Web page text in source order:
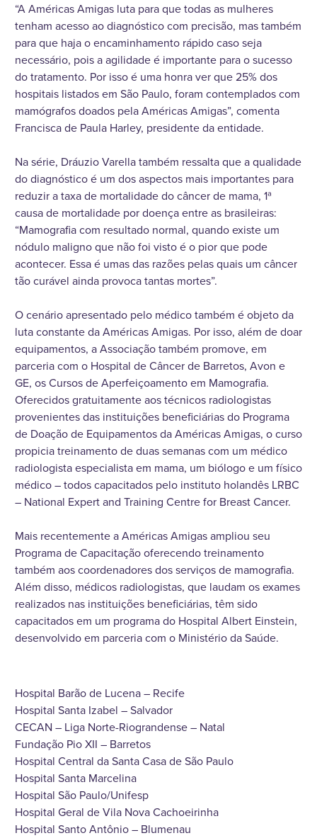
“A Américas Amigas luta para que todas as mulheres
tenham acesso ao diagnóstico com precisão, mas também
para que haja o encaminhamento rápido caso seja
necessário, pois a agilidade é importante para o sucesso
do tratamento. Por isso é uma honra ver que 25% dos
hospitais listados em São Paulo, foram contemplados com
mamógrafos doados pela Américas Amigas”, comenta
Francisca de Paula Harley, presidente da entidade.
Na série, Dráuzio Varella também ressalta que a qualidade
do diagnóstico é um dos aspectos mais importantes para
reduzir a taxa de mortalidade do câncer de mama, 1ª
causa de mortalidade por doença entre as brasileiras:
“Mamografia com resultado normal, quando existe um
nódulo maligno que não foi visto é o pior que pode
acontecer. Essa é umas das razões pelas quais um câncer
tão curável ainda provoca tantas mortes”.
O cenário apresentado pelo médico também é objeto da
luta constante da Américas Amigas. Por isso, além de doar
equipamentos, a Associação também promove, em
parceria com o Hospital de Câncer de Barretos, Avon e
GE, os Cursos de Aperfeiçoamento em Mamografia.
Oferecidos gratuitamente aos técnicos radiologistas
provenientes das instituições beneficiárias do Programa
de Doação de Equipamentos da Américas Amigas, o curso
propicia treinamento de duas semanas com um médico
radiologista especialista em mama, um biólogo e um físico
médico – todos capacitados pelo instituto holandês LRBC
– National Expert and Training Centre for Breast Cancer.
Mais recentemente a Américas Amigas ampliou seu
Programa de Capacitação oferecendo treinamento
também aos coordenadores dos serviços de mamografia.
Além disso, médicos radiologistas, que laudam os exames
realizados nas instituições beneficiárias, têm sido
capacitados em um programa do Hospital Albert Einstein,
desenvolvido em parceria com o Ministério da Saúde.
Hospital Barão de Lucena – Recife
Hospital Santa Izabel – Salvador
CECAN – Liga Norte-Riograndense – Natal
Fundação Pio XII – Barretos
Hospital Central da Santa Casa de São Paulo
Hospital Santa Marcelina
Hospital São Paulo/Unifesp
Hospital Geral de Vila Nova Cachoeirinha
Hospital Santo Antônio – Blumenau